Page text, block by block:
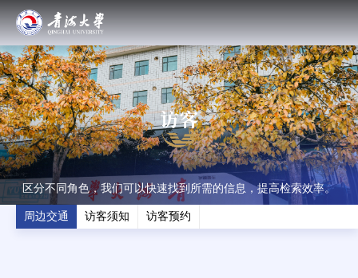
访客
区分不同角色，我们可以快速找到所需的信息，提高检索效率。
周边交通 访客须知 访客预约